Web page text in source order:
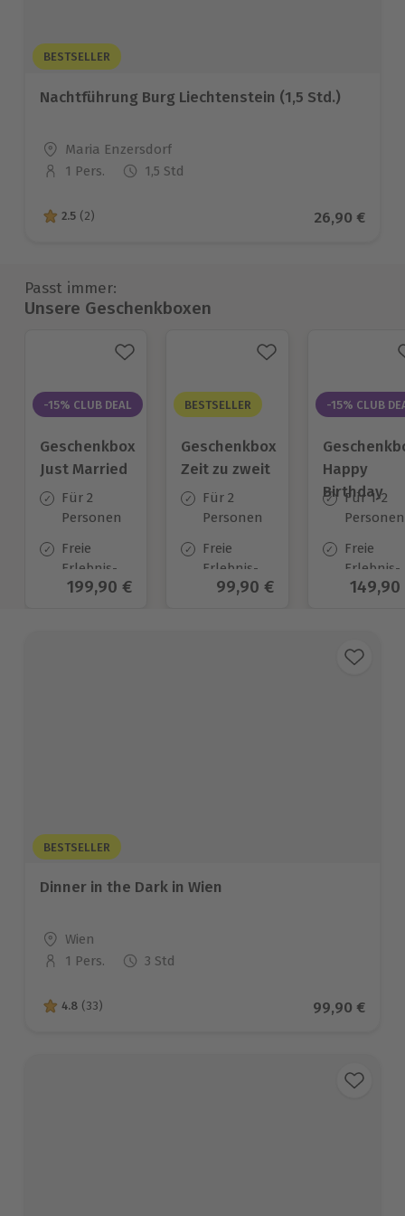
BESTSELLER
Nachtführung Burg Liechtenstein (1,5 Std.)
Standort
Maria Enzersdorf
Anzahl der Teilnehmer
1 Pers. 1,5 Std
2.5 von 5 Sternen basierend auf 2 Bewertungen
2.5 (2) Aktueller
26,90 €
Passt immer:
Unsere Geschenkboxen
-15% CLUB DEAL
Geschenkbox
Just Married
Für 2
Personen
Freie
Erlebnis-
Auswahl
Aktueller Preis
199,90 €
BESTSELLER
Geschenkbox
Zeit zu zweit
Für 2
Personen
Freie
Erlebnis-
Auswahl
Aktueller Preis
99,90 €
-15% CLUB
Happy
Birthday
Für 1-2
Personen
Freie
Erlebnis-
Auswahl
149,90
BESTSELLER
Dinner in the Dark in Wien
Standort
Wien
Anzahl der Teilnehmer
1 Pers. 3 Std
4.8 von 5 Sternen basierend auf 33 Bewertungen
4.8 (33) Aktueller
99,90 €